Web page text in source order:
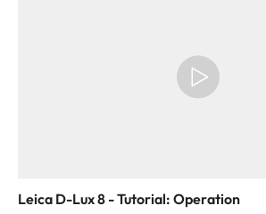
Leica D-Lux 8 - Tutorial: Operation